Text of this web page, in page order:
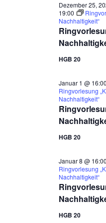
Dezember 25,
19:00
Nachhaltigkeit“
HGB 20
Januar 1 @ 16:00
Ringvorlesung
Nachhaltigkeit“
HGB 20
Januar 8 @ 16:00
Ringvorlesung
Nachhaltigkeit“
HGB 20